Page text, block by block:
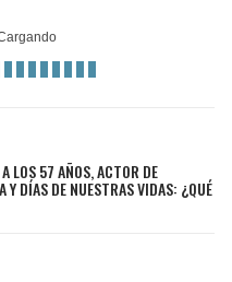
LOS 57 AÑOS, ACTOR DE
Y DÍAS DE NUESTRAS VIDAS: ¿QUÉ